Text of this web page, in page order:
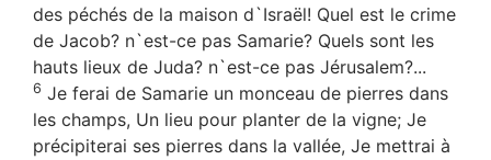
des péchés de la maison d`Israël! Quel est le crime
de Jacob? n`est-ce pas Samarie? Quels sont les
hauts lieux de Juda? n`est-ce pas Jérusalem?...
6 Je ferai de Samarie un monceau de pierres dans
les champs, Un lieu pour planter de la vigne; Je
précipiterai ses pierres dans la vallée, Je mettrai à